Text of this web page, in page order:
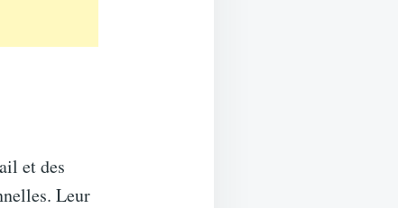
et des
Leur